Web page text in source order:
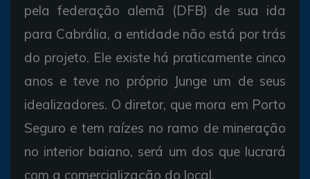
pela federação alemã (DFB) de sua ida
para Cabrália, a entidade não está por trás
do projeto. Ele existe há praticamente cinco
anos e teve no próprio Junge um de seus
idealizadores. O diretor, que mora em Porto
Seguro e tem raízes no ramo de mineração
no interior baiano, será um dos que lucrará
com a comercialização do local.